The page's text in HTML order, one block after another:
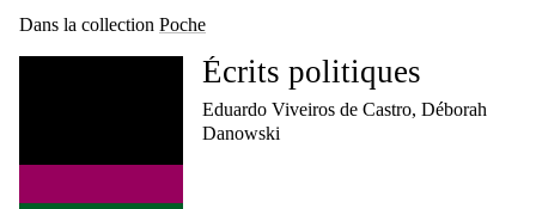
Dans la collection Poche
Écrits politiques
Eduardo Viveiros de Castro, Déborah
Danowski